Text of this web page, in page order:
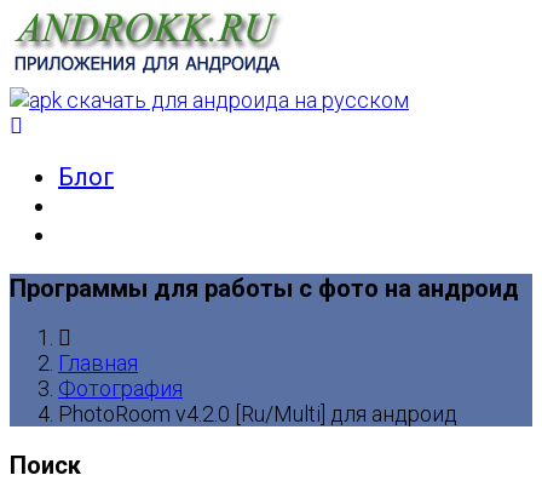
Блог
Программы для работы с фото на андроид
Главная
Фотография
PhotoRoom v4.2.0 [Ru/Multi] для андроид
Поиск